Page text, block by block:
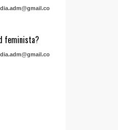
feminista?